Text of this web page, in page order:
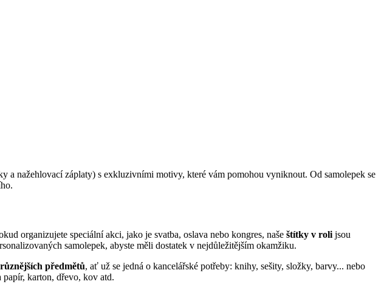
a nažehlovací záplaty) s exkluzivními motivy, které vám pomohou vyniknout. Od samolepek se
organizujete speciální akci, jako je svatba, oslava nebo kongres, naše štítky v roli jsou
samolepek, abyste měli dostatek v nejdůležitějším okamžiku.
předmětů, ať už se jedná o kancelářské potřeby: knihy, sešity, složky, barvy... nebo
karton, dřevo, kov atd.